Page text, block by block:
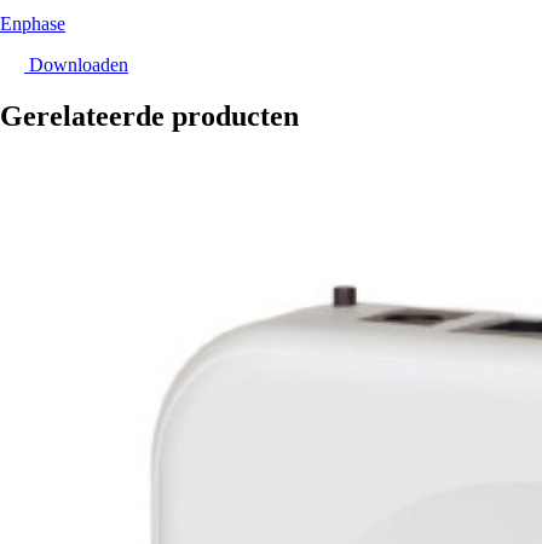
Enphase
Downloaden
Gerelateerde producten